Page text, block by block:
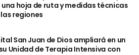
hoja de ruta y medidas técnicas
regiones
San Juan de Dios ampliará en un
Unidad de Terapia Intensiva con